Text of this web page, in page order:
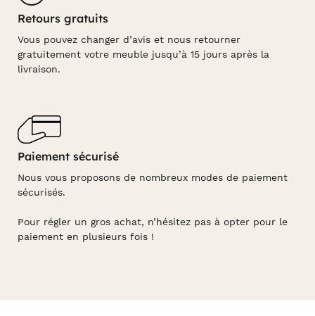
Retours gratuits
Vous pouvez changer d’avis et nous retourner
gratuitement votre meuble jusqu’à 15 jours après la
livraison.
Paiement sécurisé
Nous vous proposons de nombreux modes de paiement
sécurisés.
Pour régler un gros achat, n’hésitez pas à opter pour le
paiement en plusieurs fois !